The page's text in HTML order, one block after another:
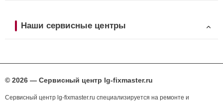
Наши сервисные центры
© 2026 — Сервисный центр lg-fixmaster.ru
Сервисный центр lg-fixmaster.ru специализируется на ремонте и